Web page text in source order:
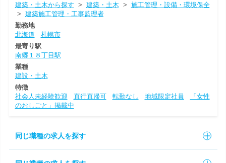
建築・土木から探す > 建築・土木 > 施工管理・設備・環境保全
> 建築施工管理・工事監理者
勤務地
北海道
札幌市
最寄り駅
南郷１８丁目駅
業種
建設・土木
特徴
社会人未経験歓迎
直行直帰可 転勤なし 地域限定社員
「女性
のおしごと」掲載中
同じ職種の求人を探す